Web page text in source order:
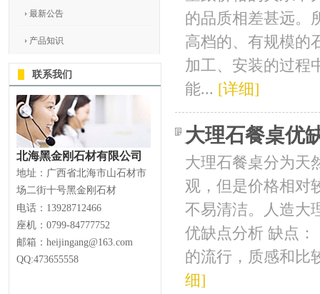
最新公告
产品知识
联系我们
北海黑金刚石材有限公司
地址：广西省北海市山石材市
场二街十号黑金刚石材
电话：13928712466
座机：0799-84777752
邮箱：heijingang@163.com
QQ:473655558
的品质相差甚远。
高档的、有规模的
加工、安装的过程
能... [详细]
大理石餐桌优
大理石餐桌分为天
观，但是价格相对
不易清洁。人造大
优缺点分析 缺点
的流行，质感和比
细]